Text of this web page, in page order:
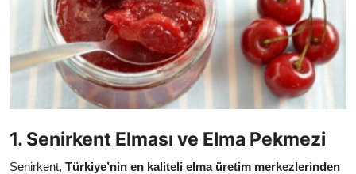
İçecek Kültürü & Barista
Yöresel Tarifler & Ev Yemekleri
Gıda Güvenliği & Sağlık
Popüler Kültür & Mutfak Tarihi
1. Senirkent Elması ve Elma Pekmezi
Senirkent, Türkiye’nin en kaliteli elma üretim merkezlerinden